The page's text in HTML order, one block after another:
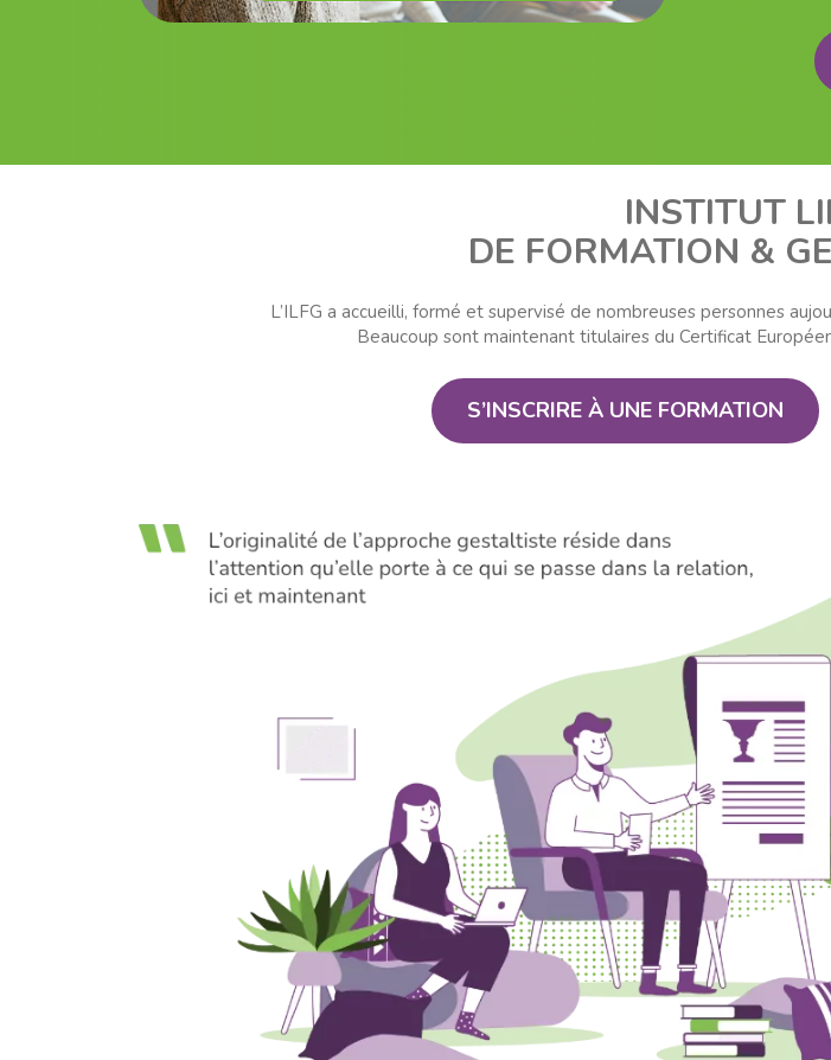
INSTITUT
DE FORMATION &
L’ILFG a accueilli, formé et supervisé de nombreuses personnes
Beaucoup sont maintenant titulaires du Certificat
S’INSCRIRE À UNE FORMATION